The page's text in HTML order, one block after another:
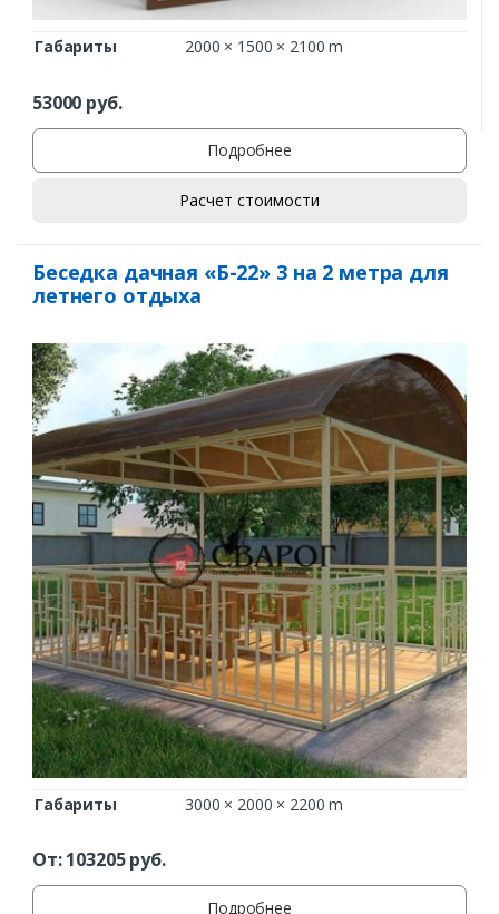
Заказать
Ваш телефон*
Габариты 2000 × 1500 × 2100 m
53000 руб.
Подробнее
Расчет стоимости
Беседка дачная «Б-22» 3 на 2 метра для
летнего отдыха
Габариты 3000 × 2000 × 2200 m
От:103205руб.
Подробнее